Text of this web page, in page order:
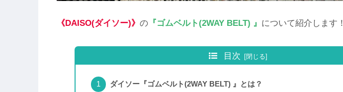
《DAISO(ダイソー)》 の『ゴムベルト(2WAY BELT) 』 について紹介します！
目次
ダイソー『ゴムベルト(2WAY BELT) 』とは？